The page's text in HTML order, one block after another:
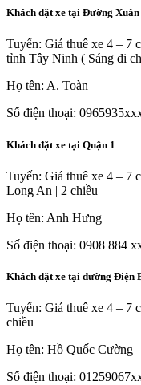
Khách đặt xe tại Đường
Tuyến: Giá thuê xe 4 – 7
tỉnh Tây Ninh ( Sáng đi
Họ tên: A. Toàn
Số điện thoại:
Khách đặt xe tại Quận 1
Tuyến: Giá thuê xe 4 – 7
Long An | 2 chiều
Họ tên: Anh Hưng
Số điện thoại: 0908 884
Khách đặt xe tại đường Điện
Tuyến: Giá thuê xe 4 – 7
chiều
Họ tên: Hồ Quốc Cường
Số điện thoại: